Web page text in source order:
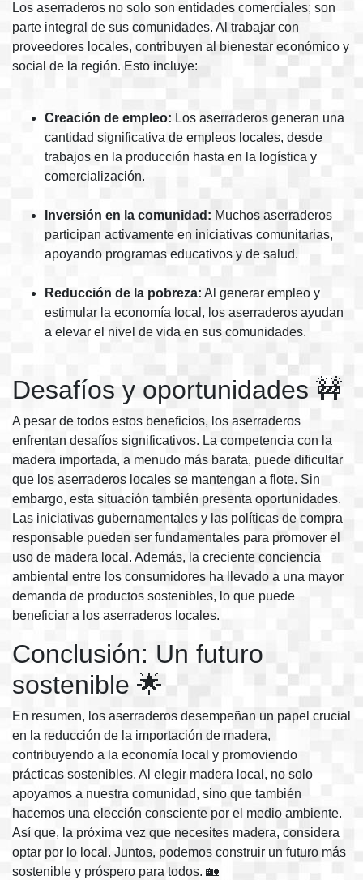
Los aserraderos no solo son entidades comerciales; son
parte integral de sus comunidades. Al trabajar con
proveedores locales, contribuyen al bienestar económico y
social de la región. Esto incluye:
Creación de empleo: Los aserraderos generan una
cantidad significativa de empleos locales, desde
trabajos en la producción hasta en la logística y
comercialización.
Inversión en la comunidad: Muchos aserraderos
participan activamente en iniciativas comunitarias,
apoyando programas educativos y de salud.
Reducción de la pobreza: Al generar empleo y
estimular la economía local, los aserraderos ayudan
a elevar el nivel de vida en sus comunidades.
Desafíos y oportunidades 🚧
A pesar de todos estos beneficios, los aserraderos
enfrentan desafíos significativos. La competencia con la
madera importada, a menudo más barata, puede dificultar
que los aserraderos locales se mantengan a flote. Sin
embargo, esta situación también presenta oportunidades.
Las iniciativas gubernamentales y las políticas de compra
responsable pueden ser fundamentales para promover el
uso de madera local. Además, la creciente conciencia
ambiental entre los consumidores ha llevado a una mayor
demanda de productos sostenibles, lo que puede
beneficiar a los aserraderos locales.
Conclusión: Un futuro
sostenible 🌟
En resumen, los aserraderos desempeñan un papel crucial
en la reducción de la importación de madera,
contribuyendo a la economía local y promoviendo
prácticas sostenibles. Al elegir madera local, no solo
apoyamos a nuestra comunidad, sino que también
hacemos una elección consciente por el medio ambiente.
Así que, la próxima vez que necesites madera, considera
optar por lo local. Juntos, podemos construir un futuro más
sostenible y próspero para todos. 🏡